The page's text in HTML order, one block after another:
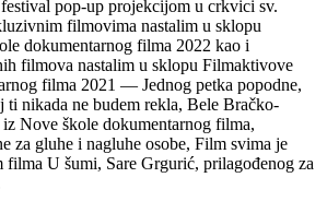
pop-up projekcijom u crkvici sv.
filmovima nastalim u sklopu
dokumentarnog filma 2022 kao i
filmova nastalim u sklopu Filmaktivove
filma 2021 — Jednog petka popodne,
nikada ne budem rekla, Bele Bračko-
Nove škole dokumentarnog filma,
za gluhe i nagluhe osobe, Film svima je
filma U šumi, Sare Grgurić, prilagođenog za